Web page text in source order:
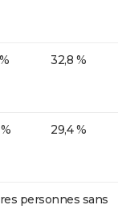
32,8 %
29,4 %
personnes sans